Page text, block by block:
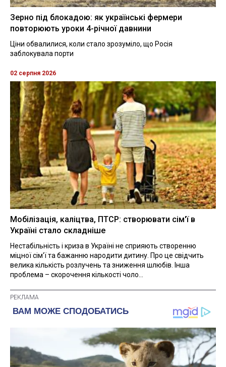
Зерно під блокадою: як українські фермери
повторюють уроки 4-річної давнини
Ціни обвалилися, коли стало зрозуміло, що Росія
заблокувала порти
02 серпня 2026
Мобілізація, каліцтва, ПТСР: створювати сім'ї в
Україні стало складніше
Нестабільність і криза в Україні не сприяють створенню
міцної сім'ї та бажанню народити дитину. Про це свідчить
велика кількість розлучень та зниження шлюбів. Інша
проблема – скорочення кількості чоло...